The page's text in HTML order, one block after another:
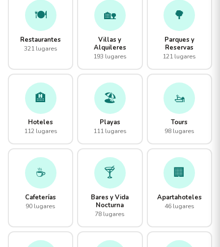
🍽️
Restaurantes
321 lugares
🏡
Villas y
Alquileres
193 lugares
🌳
Parques y
Reservas
121 lugares
🏨
Hoteles
112 lugares
🏖️
Playas
111 lugares
🚤
Tours
98 lugares
☕
Cafeterías
90 lugares
🍸
Bares y Vida
Nocturna
78 lugares
🏢
Apartahoteles
46 lugares